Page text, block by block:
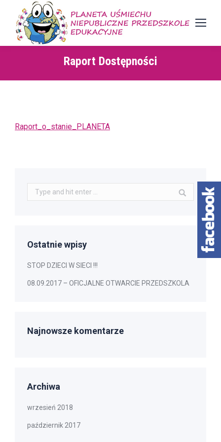
Raport Dostępności
Raport_o_stanie_PLANETA
Search:
Ostatnie wpisy
STOP DZIECI W SIECI !!!
08.09.2017 – OFICJALNE OTWARCIE PRZEDSZKOLA
Najnowsze komentarze
Archiwa
wrzesień 2018
październik 2017